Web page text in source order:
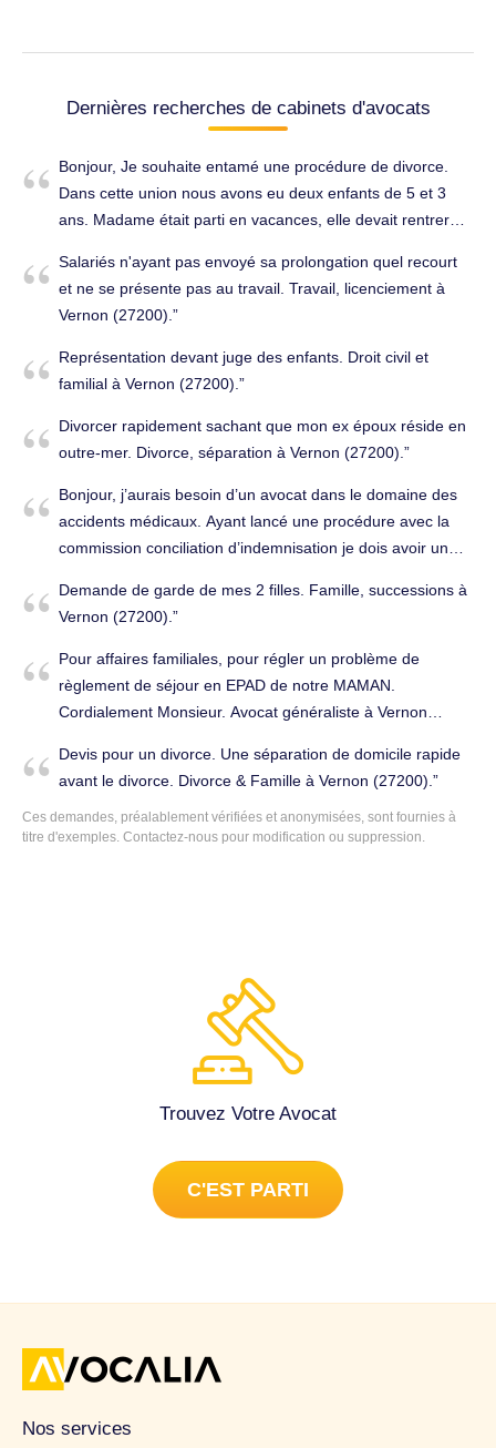
Dernières recherches de cabinets d'avocats
Bonjour, Je souhaite entamé une procédure de divorce.
Dans cette union nous avons eu deux enfants de 5 et 3
ans. Madame était parti en vacances, elle devait rentrer
Actuellement, je suis avec ma fille de 5 ans scolarisée.
Mon enfant de 3 ans est scolarisé dans la meme ecole que
sa sœur mais malheureusement, il n'a toujours pas fait sa
rentrée. Dans un premier temps on m'a dit que madame
est sur Paris et finalement j'apprends qu'ils sont dans la
mon enfant. Pour terminer, Madame a fait un changement
de situation a la CAF en se déclarant femme seule avec un
enfant afin de toucher les aides sociales. Je souhaiterais
solliciter un avocat pour lancer une procédure de divorce
et récupérer mon enfant afin qu'il suive une scolarité
Amadou MAMOUDOU. Divorce, séparation à Vernon
(27200).
Salariés n'ayant pas envoyé sa prolongation quel recourt
et ne se présente pas au travail. Travail, licenciement à
Vernon (27200).
Représentation devant juge des enfants. Droit civil et
familial à Vernon (27200).
Divorcer rapidement sachant que mon ex époux réside en
outre-mer. Divorce, séparation à Vernon (27200).
Bonjour, j’aurais besoin d’un avocat dans le domaine des
accidents médicaux. Ayant lancé une procédure avec la
commission conciliation d’indemnisation je dois avoir un
Mon dossier concerne une facture non décelé et soigné
par l’hôpital de Vernon qui c’est transformé en
osteonecrose ce qui impactera la mobilité de ma main
droite a vie ainsi que ma carrière professionnelle … merci
de votre retour. Famille, successions à Vernon (27200).
Demande de garde de mes 2 filles. Famille, successions à
Vernon (27200).
Pour affaires familiales, pour régler un problème de
règlement de séjour en EPAD de notre MAMAN.
Cordialement Monsieur. Avocat généraliste à Vernon
Devis pour un divorce. Une séparation de domicile rapide
avant le divorce. Divorce & Famille à Vernon (27200).
Ces demandes, préalablement vérifiées et anonymisées, sont fournies à
titre d'exemples. Contactez-nous pour modification ou suppression.
Trouvez Votre Avocat
C'EST PARTI
Nos services